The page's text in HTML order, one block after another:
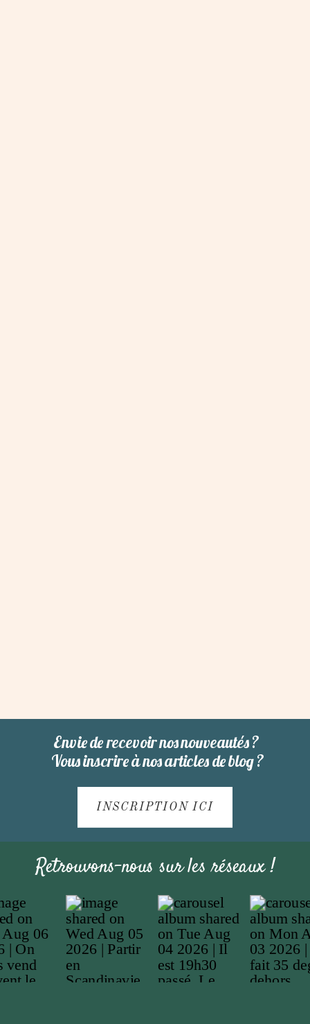
INSCRIPTION ICI
Envie de recevoir nos nouveautés ?
Vous inscrire à nos articles de blog ?
Retrouvons-nous sur les réseaux !